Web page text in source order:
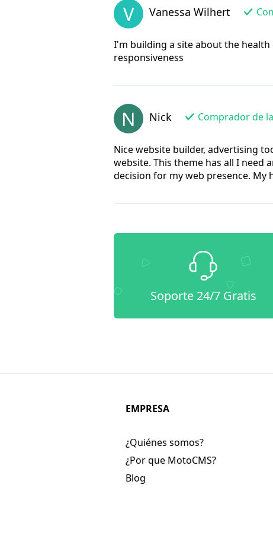
V Vanessa Wilhert
I'm building a site about the
responsiveness
N Nick Comprador de
Nice website builder, advertising
website. This theme has all I need
decision for my web presence. My
Soporte 24/7 Gratis
EMPRESA
¿Quiénes somos?
¿Por que MotoCMS?
Blog